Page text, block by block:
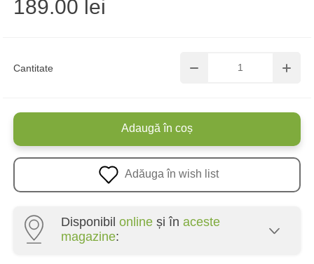
Cantitate
189.00 lei
Adaugă în coș
Adăuga în wish list
Disponibil online și în aceste
magazine: